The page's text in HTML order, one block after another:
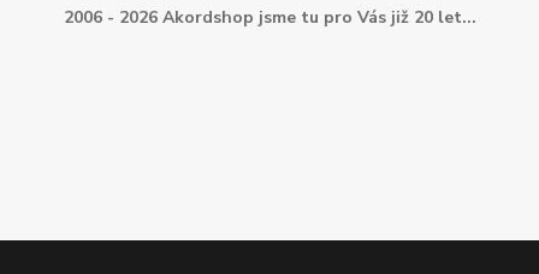
2006 - 2026 Akordshop jsme tu pro Vás již 20 let...